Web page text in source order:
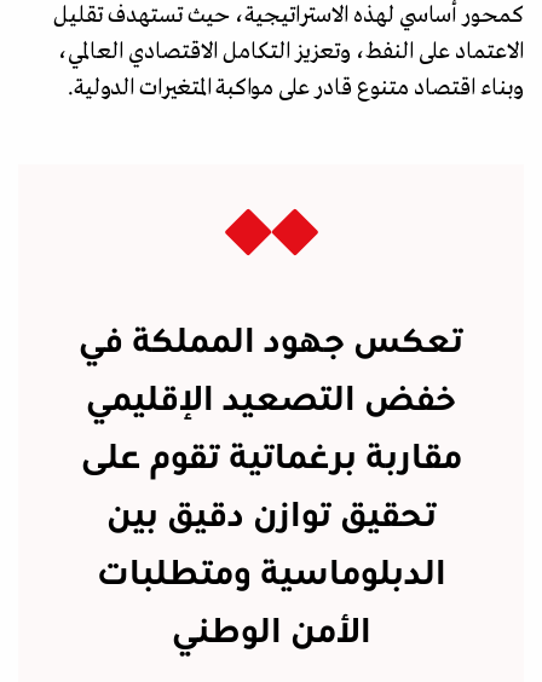
كمحور أساسي لهذه الاستراتيجية، حيث تستهدف تقليل
الاعتماد على النفط، وتعزيز التكامل الاقتصادي العالمي،
وبناء اقتصاد متنوع قادر على مواكبة المتغيرات الدولية.
تعكس جهود المملكة في
خفض التصعيد الإقليمي
مقاربة برغماتية تقوم على
تحقيق توازن دقيق بين
الدبلوماسية ومتطلبات
الأمن الوطني